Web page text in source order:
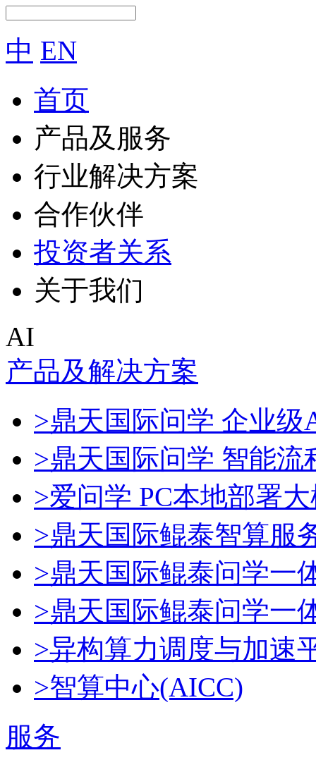
中 EN
首页
产品及服务
行业解决方案
合作伙伴
投资者关系
关于我们
AI
产品及解决方案
>鼎天国际问学 企业级
>鼎天国际问学 智能流
>爱问学 PC本地部署
>鼎天国际鲲泰智算服
>鼎天国际鲲泰问学一
>鼎天国际鲲泰问学一
>异构算力调度与加速
>智算中心(AICC)
服务